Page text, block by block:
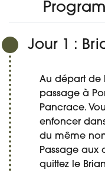
Jour 1 :
Au départ de
passage à
Pancrace.
enfoncer
du même
Passage aux
quittez le